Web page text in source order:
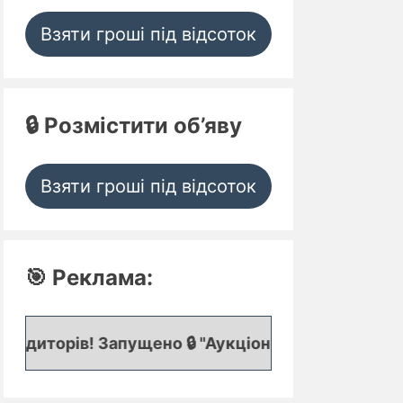
Взяти гроші під відсоток
🔒 Розмістити об’яву
Взяти гроші під відсоток
🎯 Реклама:
🔒 "Аукціон кредитних заявок", де